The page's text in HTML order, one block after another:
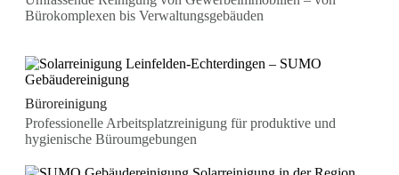
Bürokomplexen bis Verwaltungsgebäuden
Büroreinigung
Professionelle Arbeitsplatzreinigung für produktive und
hygienische Büroumgebungen